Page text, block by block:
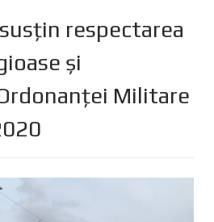
respectarea
și
Militare